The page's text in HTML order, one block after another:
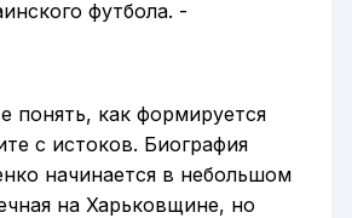
понять, как формируется
с истоков. Биография
начинается в небольшом
на Харьковщине, но